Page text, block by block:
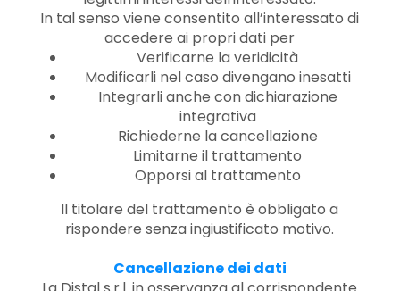
In tal senso viene consentito all’interessato di
accedere ai propri dati per
Verificarne la veridicità
Modificarli nel caso divengano inesatti
Integrarli anche con dichiarazione
integrativa
Richiederne la cancellazione
Limitarne il trattamento
Opporsi al trattamento
Il titolare del trattamento è obbligato a
rispondere senza ingiustificato motivo.
Cancellazione dei dati